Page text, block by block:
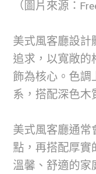
（圖片來源：
美式風客廳設計
追求，以寬敞的
飾為核心。色調
系，搭配深色木
美式風客廳通常
點，再搭配厚實
溫馨、舒適的家